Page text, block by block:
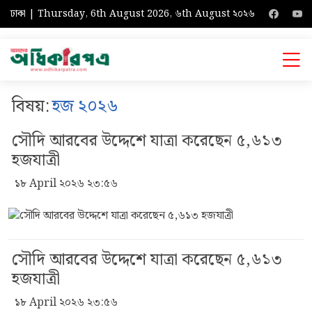
ঢাকা | Thursday, 6th August 2026, ৬th August ২০২৬
বিষয়:হজ ২০২৬
সৌদি আরবের উদ্দেশে যাত্রা করেছেন ৫,৬১৩
হজযাত্রী
১৮ April ২০২৬ ২৩:৫৬
সৌদি আরবের উদ্দেশে যাত্রা করেছেন ৫,৬১৩
হজযাত্রী
১৮ April ২০২৬ ২৩:৫৬